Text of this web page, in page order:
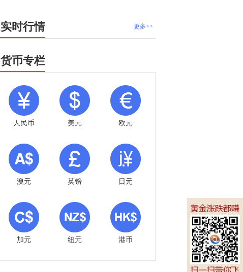
更多>>
实时行情
货币专栏
人民币 美元 欧元
澳元 英镑 日元
加元 纽元 港币